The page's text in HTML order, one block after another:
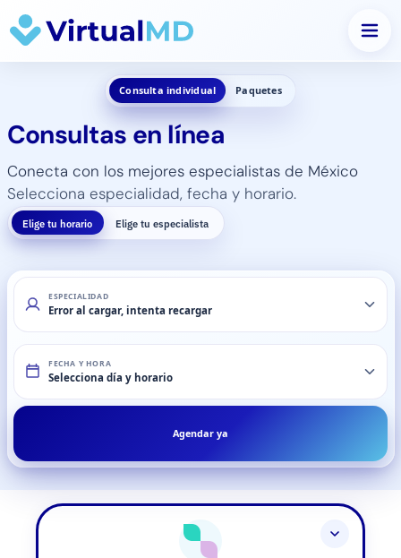
Consulta individual Paquetes
Consultas en línea
Conecta con los mejores especialistas de México
Selecciona especialidad, fecha y horario.
Elige tu horario Elige tu especialista
ESPECIALIDAD
Error al cargar, intenta recargar
Asignación automática
FECHA Y HORA
Selecciona día y horario
Agendar ya